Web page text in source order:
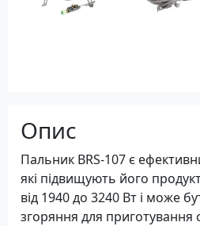
Опис
Пальник BRS-107 є
які підвищують його
від 1940 до 3240 Вт і може
згоряння для приготування